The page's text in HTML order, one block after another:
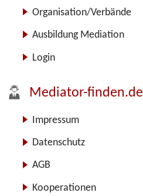
Organisation/Verbände
Ausbildung Mediation
Login
Mediator-finden.de
Impressum
Datenschutz
AGB
Kooperationen